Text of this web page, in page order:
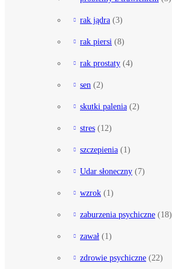
rak jądra (3)
rak piersi (8)
rak prostaty (4)
sen (2)
skutki palenia (2)
stres (12)
szczepienia (1)
Udar słoneczny (7)
wzrok (1)
zaburzenia psychiczne (18)
zawał (1)
zdrowie psychiczne (22)